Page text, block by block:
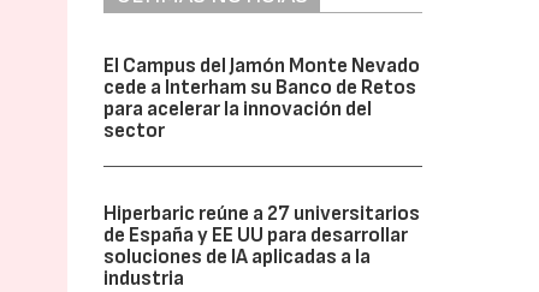
El Campus del Jamón Monte Nevado
cede a Interham su Banco de Retos
para acelerar la innovación del
sector
Hiperbaric reúne a 27 universitarios
de España y EE UU para desarrollar
soluciones de IA aplicadas a la
industria